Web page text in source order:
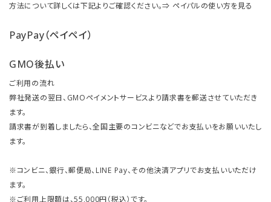
方法について詳しくは下記よりご確認ください。⇒ ペイパルの使い方を見る
PayPay（ペイペイ）
GMO後払い
ご利用の流れ
弊社発送の翌日、GMOペイメントサービスより請求書を郵送させていただき
ます。
請求書が到着しましたら、全国主要のコンビニなどでお支払いをお願いいたし
ます。
※コンビニ、銀行、郵便局、LINE Pay、その他決済アプリでお支払いいただけ
ます。
※ご利用上限額は、55,000円（税込）です。